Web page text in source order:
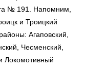
№ 191. Напомним,
и Троицкий
Агаповский,
Чесменский,
Локомотивный